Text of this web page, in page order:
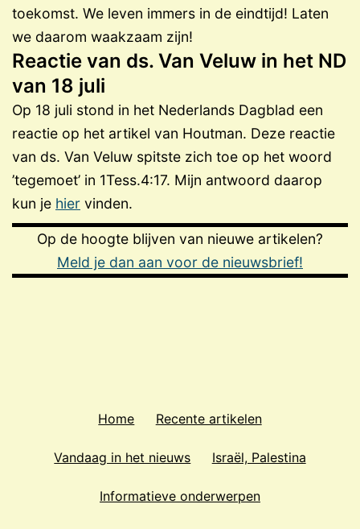
toekomst. We leven immers in de eindtijd! Laten
we daarom waakzaam zijn!
Reactie van ds. Van Veluw in het ND
van 18 juli
Op 18 juli stond in het Nederlands Dagblad een
reactie op het artikel van Houtman. Deze reactie
van ds. Van Veluw spitste zich toe op het woord
’tegemoet’ in 1Tess.4:17. Mijn antwoord daarop
kun je hier vinden.
Op de hoogte blijven van nieuwe artikelen?
Meld je dan aan voor de nieuwsbrief!
Home Recente artikelen
Vandaag in het nieuws Israël, Palestina
Informatieve onderwerpen